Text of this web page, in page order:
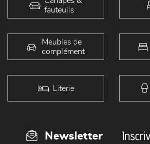
fauteuils
Meubles de
complément
Literie
Newsletter